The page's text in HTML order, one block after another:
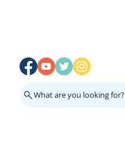
What are you looking for?